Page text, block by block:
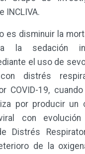
INCLIVA.
es disminuir la
la sedación
el uso de
distrés
COVID-19,
por producir un
con
Distrés
de la